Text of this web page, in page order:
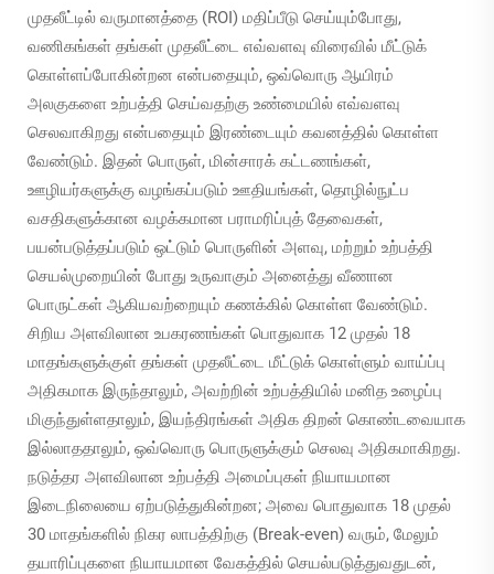
முதலீட்டில் வருமானத்தை (ROI) மதிப்பீடு செய்யும்போது,
வணிகங்கள் தங்கள் முதலீட்டை எவ்வளவு விரைவில் மீட்டுக்
கொள்ளப்போகின்றன என்பதையும், ஒவ்வொரு ஆயிரம்
அலகுகளை உற்பத்தி செய்வதற்கு உண்மையில் எவ்வளவு
செலவாகிறது என்பதையும் இரண்டையும் கவனத்தில் கொள்ள
வேண்டும். இதன் பொருள், மின்சாரக் கட்டணங்கள்,
ஊழியர்களுக்கு வழங்கப்படும் ஊதியங்கள், தொழில்நுட்ப
வசதிகளுக்கான வழக்கமான பராமரிப்புத் தேவைகள்,
பயன்படுத்தப்படும் ஒட்டும் பொருளின் அளவு, மற்றும் உற்பத்தி
செயல்முறையின் போது உருவாகும் அனைத்து வீணான
பொருட்கள் ஆகியவற்றையும் கணக்கில் கொள்ள வேண்டும்.
சிறிய அளவிலான உபகரணங்கள் பொதுவாக 12 முதல் 18
மாதங்களுக்குள் தங்கள் முதலீட்டை மீட்டுக் கொள்ளும் வாய்ப்பு
அதிகமாக இருந்தாலும், அவற்றின் உற்பத்தியில் மனித உழைப்பு
மிகுந்துள்ளதாலும், இயந்திரங்கள் அதிக திறன் கொண்டவையாக
இல்லாததாலும், ஒவ்வொரு பொருளுக்கும் செலவு அதிகமாகிறது.
நடுத்தர அளவிலான உற்பத்தி அமைப்புகள் நியாயமான
இடைநிலையை ஏற்படுத்துகின்றன; அவை பொதுவாக 18 முதல்
30 மாதங்களில் நிகர லாபத்திற்கு (Break-even) வரும், மேலும்
தயாரிப்புகளை நியாயமான வேகத்தில் செயல்படுத்துவதுடன்,